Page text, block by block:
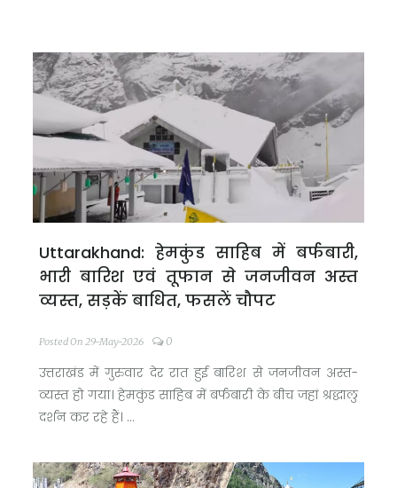
Uttarakhand: हेमकुंड साहिब में बर्फबारी,
भारी बारिश एवं तूफान से जनजीवन अस्त
व्यस्त, सड़कें बाधित, फसलें चौपट
Posted On 29-May-2026 0
उत्तराखंड में गुरुवार देर रात हुई बारिश से जनजीवन अस्त-
व्यस्त हो गया। हेमकुंड साहिब में बर्फबारी के बीच जहां श्रद्धालु
दर्शन कर रहे हैं। ...